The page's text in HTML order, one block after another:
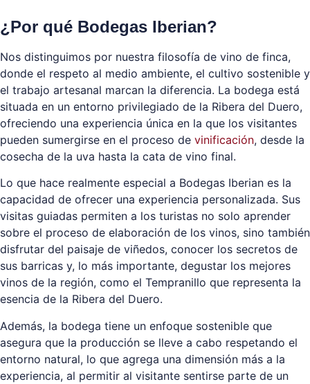
¿Por qué Bodegas Iberian?
Nos distinguimos por nuestra filosofía de vino de finca,
donde el respeto al medio ambiente, el cultivo sostenible y
el trabajo artesanal marcan la diferencia. La bodega está
situada en un entorno privilegiado de la Ribera del Duero,
ofreciendo una experiencia única en la que los visitantes
pueden sumergirse en el proceso de vinificación, desde la
cosecha de la uva hasta la cata de vino final.
Lo que hace realmente especial a Bodegas Iberian es la
capacidad de ofrecer una experiencia personalizada. Sus
visitas guiadas permiten a los turistas no solo aprender
sobre el proceso de elaboración de los vinos, sino también
disfrutar del paisaje de viñedos, conocer los secretos de
sus barricas y, lo más importante, degustar los mejores
vinos de la región, como el Tempranillo que representa la
esencia de la Ribera del Duero.
Además, la bodega tiene un enfoque sostenible que
asegura que la producción se lleve a cabo respetando el
entorno natural, lo que agrega una dimensión más a la
experiencia, al permitir al visitante sentirse parte de un